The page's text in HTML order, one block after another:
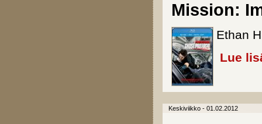
Mission:
Ethan
Lue
Keskiviikko - 01.02.2012